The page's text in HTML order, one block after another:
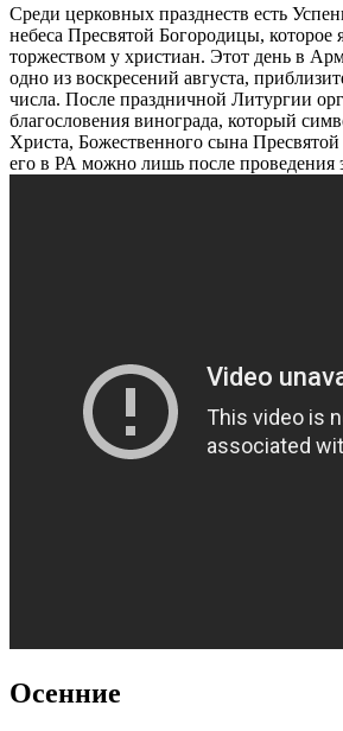
Среди церковных празднеств есть
небеса Пресвятой Богородицы, которое
торжеством у христиан. Этот день в
одно из воскресений августа,
числа. После праздничной Литургии
благословения винограда, который
Христа, Божественного сына
его в РА можно лишь после проведения
Осенние